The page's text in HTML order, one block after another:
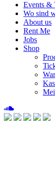
Events &
Wo sind
About us
Rent Me
Jobs
Shop